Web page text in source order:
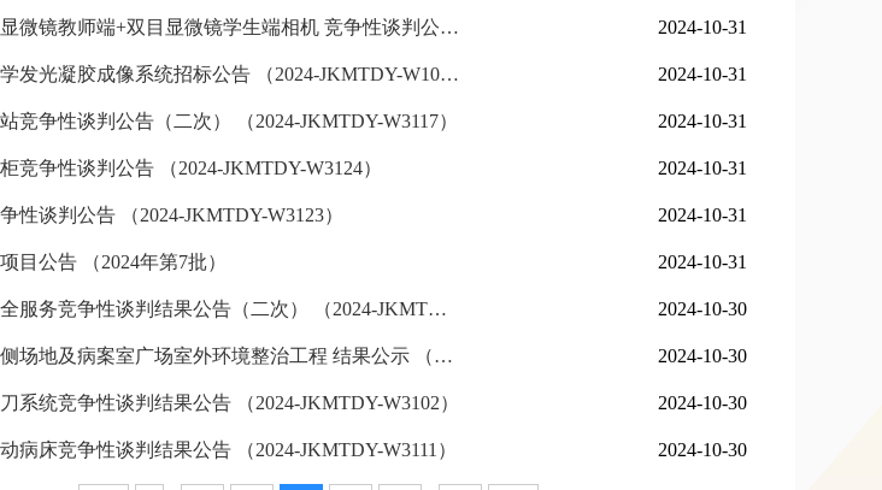
【已过期】 互动教学显微镜教师端+双目显微镜学生端相机 竞争性谈判公告（二次） （2024-JKMTDY-W3084） 2024-10-31
【已过期】 多功能化学发光凝胶成像系统招标公告 （2024-JKMTDY-W1004） 2024-10-31
竞争性谈判公告（二次） （2024-JKMTDY-W3117） 2024-10-31
竞争性谈判公告 （2024-JKMTDY-W3124） 2024-10-31
性谈判公告 （2024-JKMTDY-W3123） 2024-10-31
目公告 （2024年第7批） 2024-10-31
【已过期】 校园网安全服务竞争性谈判结果公告（二次） （2024-JKMTDY-F3030） 2024-10-30
【已过期】 放射科东侧场地及病案室广场室外环境整治工程 结果公示 （2024-JKMTDY-G1015） 2024-10-30
系统竞争性谈判结果公告 （2024-JKMTDY-W3102） 2024-10-30
病床竞争性谈判结果公告 （2024-JKMTDY-W3111） 2024-10-30